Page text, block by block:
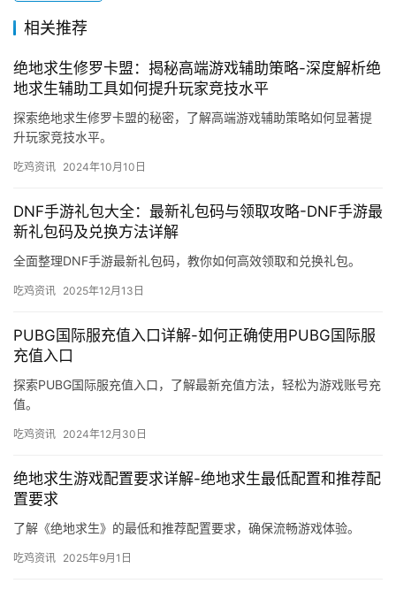
相关推荐
绝地求生修罗卡盟：揭秘高端游戏辅助策略-深度解析绝
地求生辅助工具如何提升玩家竞技水平
探索绝地求生修罗卡盟的秘密，了解高端游戏辅助策略如何显著提
升玩家竞技水平。
吃鸡资讯 2024年10月10日
DNF手游礼包大全：最新礼包码与领取攻略-DNF手游最
新礼包码及兑换方法详解
全面整理DNF手游最新礼包码，教你如何高效领取和兑换礼包。
吃鸡资讯 2025年12月13日
PUBG国际服充值入口详解-如何正确使用PUBG国际服
充值入口
探索PUBG国际服充值入口，了解最新充值方法，轻松为游戏账号充
值。
吃鸡资讯 2024年12月30日
绝地求生游戏配置要求详解-绝地求生最低配置和推荐配
置要求
了解《绝地求生》的最低和推荐配置要求，确保流畅游戏体验。
吃鸡资讯 2025年9月1日